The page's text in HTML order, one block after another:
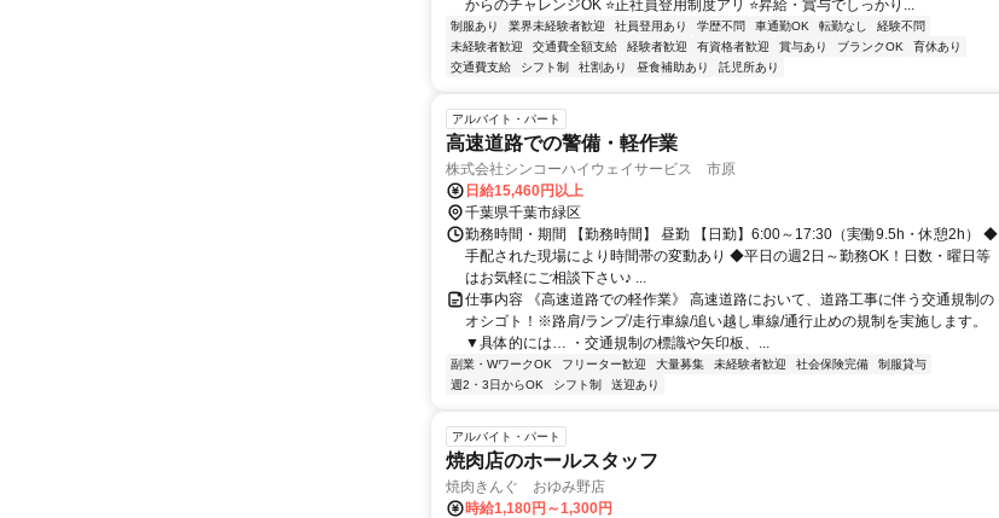
からのチャレンジOK ⭐正社員登用制度アリ ⭐昇給・賞与でしっかり...
制服あり 業界未経験者歓迎 社員登用あり 学歴不問 車通勤OK 転勤なし
経験不問
未経験者歓迎
交通費全額支給 経験者歓迎 有資格者歓迎 賞与あり ブランクOK
育休あり
交通費支給
シフト制 社割あり 昼食補助あり 託児所あり
アルバイト・パート
高速道路での警備・軽作業
株式会社シンコーハイウェイサービス 市原
日給15,460円以上
千葉県千葉市緑区
勤務時間・期間 【勤務時間】 昼勤 【日勤】6:00～17:30（実働9.5h・休憩2h） ◆
手配された現場により時間帯の変動あり ◆平日の週2日～勤務OK！日数・曜日等
はお気軽にご相談下さい♪ ...
仕事内容 《高速道路での軽作業》 高速道路において、道路工事に伴う交通規制の
オシゴト！※路肩/ランプ/走行車線/追い越し車線/通行止めの規制を実施します。
▼具体的には… ・交通規制の標識や矢印板、...
副業・WワークOK フリーター歓迎 大量募集 未経験者歓迎 社会保険完備
制服貸与
週2・3日からOK
シフト制 送迎あり
アルバイト・パート
焼肉店のホールスタッフ
焼肉きんぐ おゆみ野店
時給1,180円～1,300円